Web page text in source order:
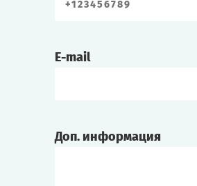
E-mail
Доп. информация